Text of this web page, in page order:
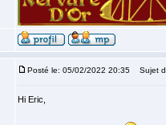
Posté le: 05/02/2022 20:35 Sujet
Hi Eric,